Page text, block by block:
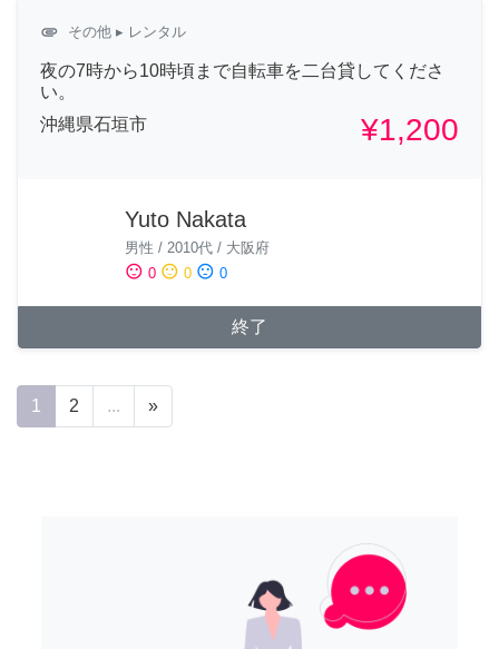
attachment その他 ▸ レンタル
夜の7時から10時頃まで自転車を二台貸してくださ
い。
沖縄県石垣市
¥1,200
Yuto Nakata
男性 / 2010代 / 大阪府
sentiment_satisfied 0 sentiment_neutral 0 sentiment_dissatisfied 0
終了
1 2 ... »